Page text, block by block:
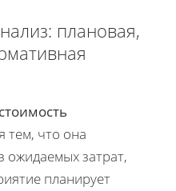
плановая,
тем, что она
ожидаемых затрат,
планирует